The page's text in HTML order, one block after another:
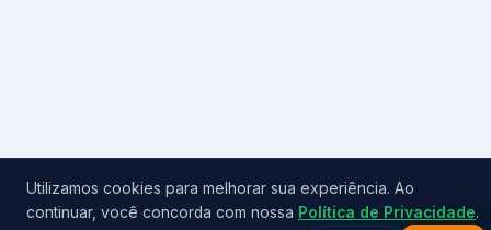
Utilizamos cookies para melhorar sua experiência. Ao
continuar, você concorda com nossa Política de Privacidade.